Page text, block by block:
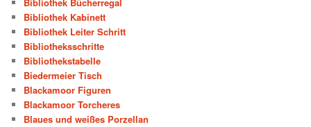
Bibliothek Kabinett
Bibliothek Leiter Schritt
Bibliotheksschritte
Bibliothekstabelle
Biedermeier Tisch
Blackamoor Figuren
Blackamoor Torcheres
Blaues und weißes Porzellan